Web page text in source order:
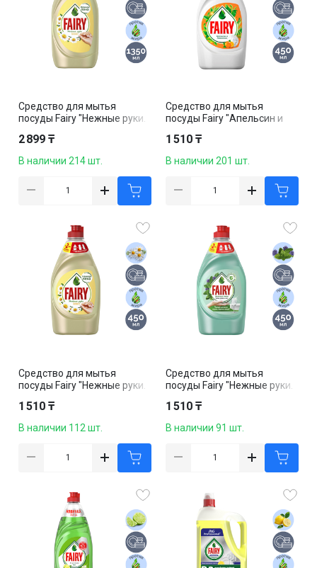
Средство для мытья
посуды Fairy "Нежные руки.
мл
2 899 ₸
В наличии 214 шт.
Средство для мытья
посуды Fairy "Апельсин и
1 510 ₸
В наличии 201 шт.
Средство для мытья
посуды Fairy "Нежные руки.
мл
1 510 ₸
В наличии 112 шт.
Средство для мытья
посуды Fairy "Нежные руки.
мл
1 510 ₸
В наличии 91 шт.